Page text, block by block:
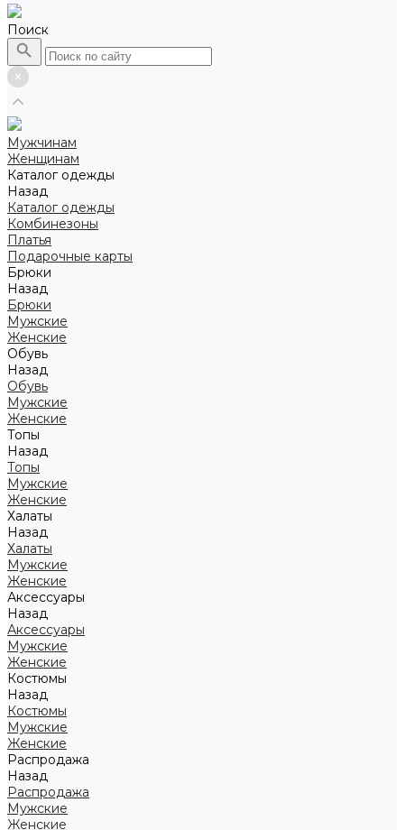
Поиск
Мужчинам
Женщинам
Каталог одежды
Назад
Каталог одежды
Комбинезоны
Платья
Подарочные карты
Брюки
Назад
Брюки
Мужские
Женские
Обувь
Назад
Обувь
Мужские
Женские
Топы
Назад
Топы
Мужские
Женские
Халаты
Назад
Халаты
Мужские
Женские
Аксессуары
Назад
Аксессуары
Мужские
Женские
Костюмы
Назад
Костюмы
Мужские
Женские
Распродажа
Назад
Распродажа
Мужские
Женские